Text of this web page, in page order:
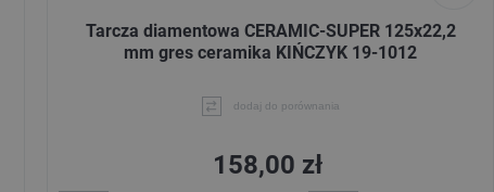
Tarcza diamentowa CERAMIC-SUPER 125x22,2
mm gres ceramika KIŃCZYK 19-1012
dodaj do porównania
158,00 zł